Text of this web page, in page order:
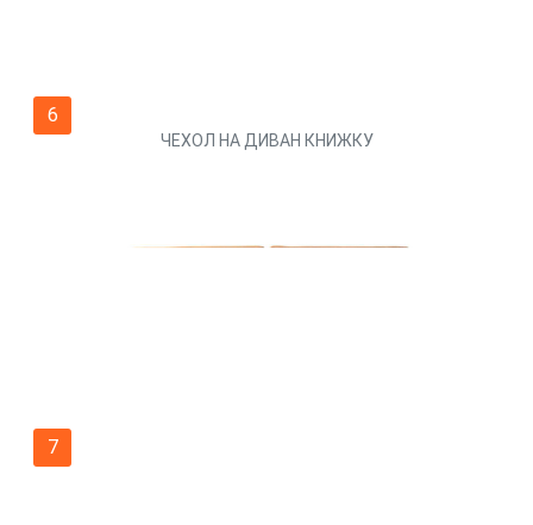
6
ЧЕХОЛ НА ДИВАН КНИЖКУ
7